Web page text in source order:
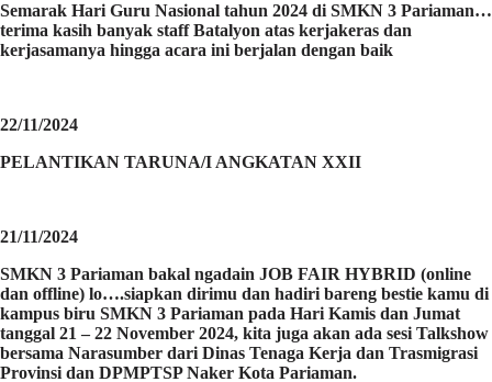
Semarak Hari Guru Nasional tahun 2024 di SMKN 3 Pariaman…
terima kasih banyak staff Batalyon atas kerjakeras dan
kerjasamanya hingga acara ini berjalan dengan baik
22/11/2024
PELANTIKAN TARUNA/I ANGKATAN XXII
21/11/2024
SMKN 3 Pariaman bakal ngadain JOB FAIR HYBRID (online
dan offline) lo….siapkan dirimu dan hadiri bareng bestie kamu di
kampus biru SMKN 3 Pariaman pada Hari Kamis dan Jumat
tanggal 21 – 22 November 2024, kita juga akan ada sesi Talkshow
bersama Narasumber dari Dinas Tenaga Kerja dan Trasmigrasi
Provinsi dan DPMPTSP Naker Kota Pariaman.